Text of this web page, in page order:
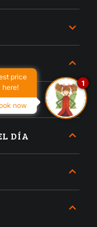
DÍA
price
here!
now
1